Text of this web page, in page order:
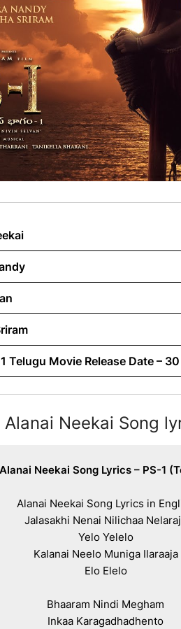
1 Telugu Movie Release Date –
Alanai Neekai Song
Alanai Neekai Song Lyrics – PS-1
Alanai Neekai Song Lyrics in
Jalasakhi Nenai Nilichaa
Yelo Yelelo
Kalanai Neelo Muniga Ilaraaja
Elo Elelo
Bhaaram Nindi Megham
Inkaa Karagadhadhento